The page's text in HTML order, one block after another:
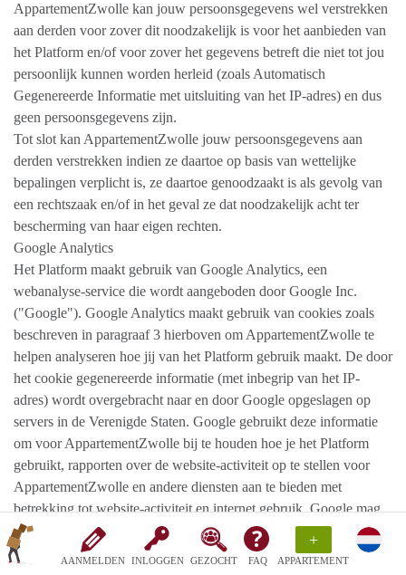
AANMELDEN INLOGGEN GEZOCHT FAQ
+
APPARTEMENT
AppartementZwolle kan jouw persoonsgegevens wel verstrekken
aan derden voor zover dit noodzakelijk is voor het aanbieden van
het Platform en/of voor zover het gegevens betreft die niet tot jou
persoonlijk kunnen worden herleid (zoals Automatisch
Gegenereerde Informatie met uitsluiting van het IP-adres) en dus
geen persoonsgegevens zijn.
Tot slot kan AppartementZwolle jouw persoonsgegevens aan
derden verstrekken indien ze daartoe op basis van wettelijke
bepalingen verplicht is, ze daartoe genoodzaakt is als gevolg van
een rechtszaak en/of in het geval ze dat noodzakelijk acht ter
bescherming van haar eigen rechten.
Google Analytics
Het Platform maakt gebruik van Google Analytics, een
webanalyse-service die wordt aangeboden door Google Inc.
("Google"). Google Analytics maakt gebruik van cookies zoals
beschreven in paragraaf 3 hierboven om AppartementZwolle te
helpen analyseren hoe jij van het Platform gebruik maakt. De door
het cookie gegenereerde informatie (met inbegrip van het IP-
adres) wordt overgebracht naar en door Google opgeslagen op
servers in de Verenigde Staten. Google gebruikt deze informatie
om voor AppartementZwolle bij te houden hoe je het Platform
gebruikt, rapporten over de website-activiteit op te stellen voor
AppartementZwolle en andere diensten aan te bieden met
betrekking tot website-activiteit en internet gebruik. Google mag
deze informatie aan derden verschaffen indien Google hiertoe
wettelijk wordt verplicht, of voor zover deze derden de informatie